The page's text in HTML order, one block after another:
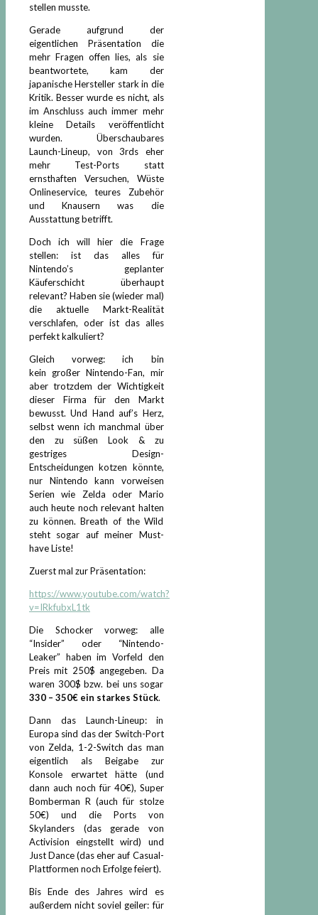
stellen musste.
Gerade aufgrund der
eigentlichen Präsentation die
mehr Fragen offen lies, als sie
beantwortete, kam der
japanische Hersteller stark in die
Kritik. Besser wurde es nicht, als
im Anschluss auch immer mehr
kleine Details veröffentlicht
wurden. Überschaubares
Launch-Lineup, von 3rds eher
mehr Test-Ports statt
ernsthaften Versuchen, Wüste
Onlineservice, teures Zubehör
und Knausern was die
Ausstattung betrifft.
Doch ich will hier die Frage
stellen: ist das alles für
Nintendo’s geplanter
Käuferschicht überhaupt
relevant? Haben sie (wieder mal)
die aktuelle Markt-Realität
verschlafen, oder ist das alles
perfekt kalkuliert?
Gleich vorweg: ich bin
kein großer Nintendo-Fan, mir
aber trotzdem der Wichtigkeit
dieser Firma für den Markt
bewusst. Und Hand auf’s Herz,
selbst wenn ich manchmal über
den zu süßen Look & zu
gestriges Design-
Entscheidungen kotzen könnte,
nur Nintendo kann vorweisen
Serien wie Zelda oder Mario
auch heute noch relevant halten
zu können. Breath of the Wild
steht sogar auf meiner Must-
have Liste!
Zuerst mal zur Präsentation:
https://www.youtube.com/watch?
v=IRkfubxL1tk
Die Schocker vorweg: alle
“Insider” oder “Nintendo-
Leaker” haben im Vorfeld den
Preis mit 250$ angegeben. Da
waren 300$ bzw. bei uns sogar
330 – 350€ ein starkes Stück.
Dann das Launch-Lineup: in
Europa sind das der Switch-Port
von Zelda, 1-2-Switch das man
eigentlich als Beigabe zur
Konsole erwartet hätte (und
dann auch noch für 40€), Super
Bomberman R (auch für stolze
50€) und die Ports von
Skylanders (das gerade von
Activision eingstellt wird) und
Just Dance (das eher auf Casual-
Plattformen noch Erfolge feiert).
Bis Ende des Jahres wird es
außerdem nicht soviel geiler: für